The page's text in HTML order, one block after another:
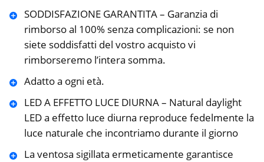
SODDISFAZIONE GARANTITA – Garanzia di
rimborso al 100% senza complicazioni: se non
siete soddisfatti del vostro acquisto vi
rimborseremo l’intera somma.
Adatto a ogni età.
LED A EFFETTO LUCE DIURNA – Natural daylight
LED a effetto luce diurna reproduce fedelmente la
luce naturale che incontriamo durante il giorno
La ventosa sigillata ermeticamente garantisce